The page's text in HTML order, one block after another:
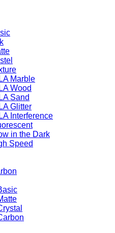
Marble
Wood
Sand
Glitter
Interference
in the Dark
Speed